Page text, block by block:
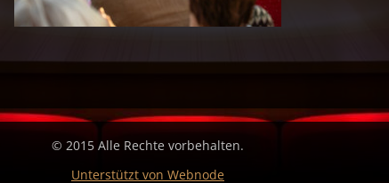
© 2015 Alle Rechte vorbehalten.
Unterstützt von Webnode